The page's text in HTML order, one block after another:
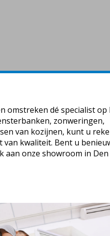
omstreken dé specialist op
zonweringen,
van kozijnen, kunt u
kwaliteit. Bent u
aan onze showroom in Den